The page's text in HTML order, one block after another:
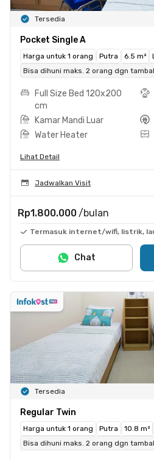
Tersedia
Pocket Single A
Harga untuk 1 orang Putra 6.5 m²
Bisa dihuni maks. 2 orang dgn
Full Size Bed 120x200
cm
Kamar Mandi Luar
Water Heater
Lihat Detail
Jadwalkan Visit
Rp1.800.000 /bulan
Termasuk internet/wifi, listrik,
Chat
Tersedia
Regular Twin
Harga untuk 1 orang Putra 10.8 m²
Bisa dihuni maks. 2 orang dgn